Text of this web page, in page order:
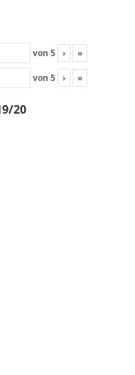
von 5 › »
von 5 › »
20